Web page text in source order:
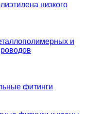
низкого
и
фитинги